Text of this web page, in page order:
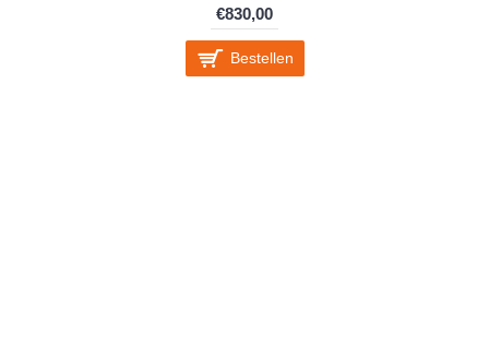
€830,00
Bestellen